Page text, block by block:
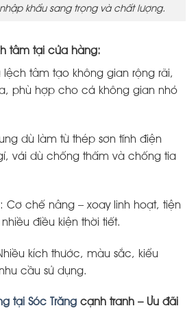
khẩu sang trọng và chất lượng.
tâm tại cửa hàng:
lệch tâm tạo không gian rộng rãi,
phù hợp cho cả không gian nhỏ
dù làm từ thép sơn tĩnh điện
vải dù chống thấm và chống tia
Cơ chế nâng – xoay linh hoạt, tiện
điều kiện thời tiết.
kích thước, màu sắc, kiểu
cầu sử dụng.
tại Sóc Trăng cạnh tranh – Ưu đãi